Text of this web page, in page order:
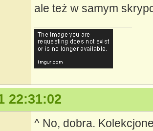
ale też w samym
22:31:02
^ No, dobra.